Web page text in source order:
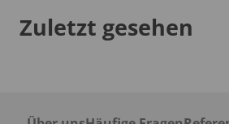
Zuletzt gesehen